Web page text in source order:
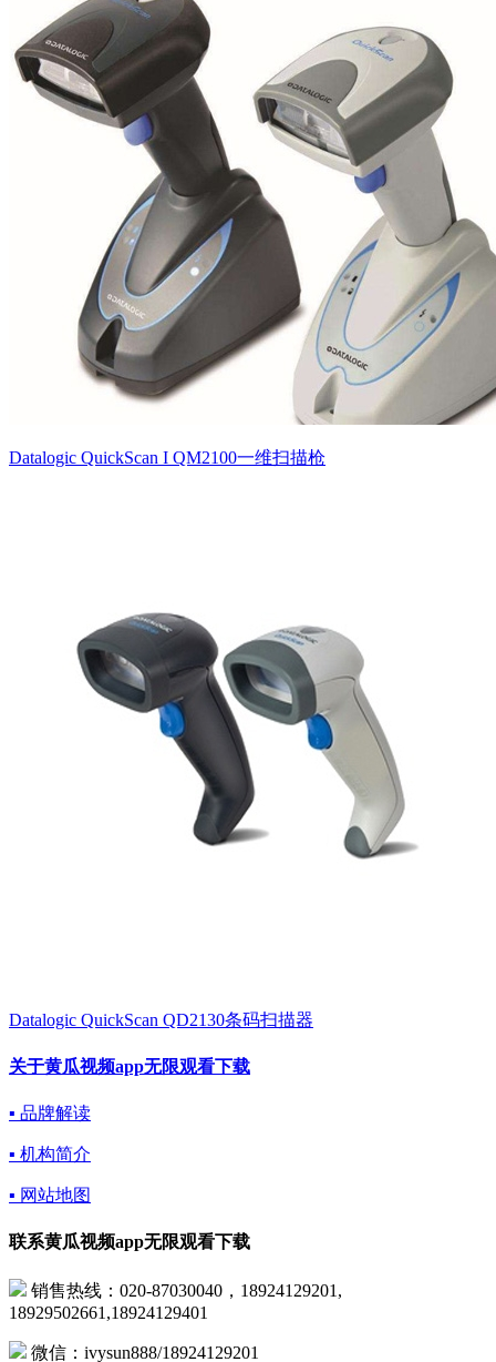
Datalogic QuickScan I QM2100一维扫描枪
Datalogic QuickScan QD2130条码扫描器
关于黄瓜视频app无限观看下载
▪ 品牌解读
▪ 机构简介
▪ 网站地图
联系黄瓜视频app无限观看下载
销售热线：020-87030040，18924129201,
18929502661,18924129401
微信：ivysun888/18924129201